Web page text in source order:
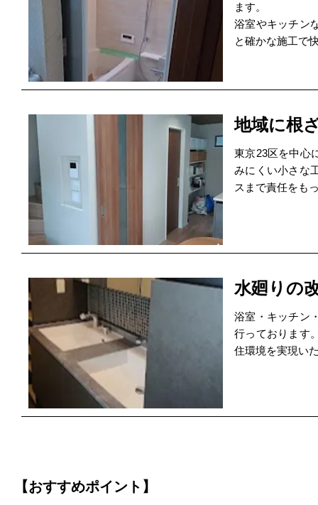
ます。
浴室やキッチン
と確かな施工で
地域に根
東京23区を中心
みにくい小さな
スまで責任をも
水廻りの
浴室・キッチン
行っております
住環境を実現い
【おすすめポイント】